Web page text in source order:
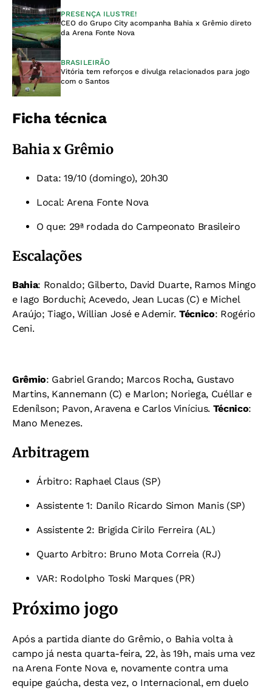
PRESENÇA ILUSTRE!
CEO do Grupo City acompanha Bahia x Grêmio direto
da Arena Fonte Nova
BRASILEIRÃO
Vitória tem reforços e divulga relacionados para jogo
com o Santos
Ficha técnica
Bahia x Grêmio
Data: 19/10 (domingo), 20h30
Local: Arena Fonte Nova
O que: 29ª rodada do Campeonato Brasileiro
Escalações
Bahia: Ronaldo; Gilberto, David Duarte, Ramos Mingo
e Iago Borduchi; Acevedo, Jean Lucas (C) e Michel
Araújo; Tiago, Willian José e Ademir. Técnico: Rogério
Ceni.
Grêmio: Gabriel Grando; Marcos Rocha, Gustavo
Martins, Kannemann (C) e Marlon; Noriega, Cuéllar e
Edenílson; Pavon, Aravena e Carlos Vinícius. Técnico:
Mano Menezes.
Arbitragem
Árbitro: Raphael Claus (SP)
Assistente 1: Danilo Ricardo Simon Manis (SP)
Assistente 2: Brigida Cirilo Ferreira (AL)
Quarto Arbitro: Bruno Mota Correia (RJ)
VAR: Rodolpho Toski Marques (PR)
Próximo jogo
Após a partida diante do Grêmio, o Bahia volta à
campo já nesta quarta-feira, 22, às 19h, mais uma vez
na Arena Fonte Nova e, novamente contra uma
equipe gaúcha, desta vez, o Internacional, em duelo